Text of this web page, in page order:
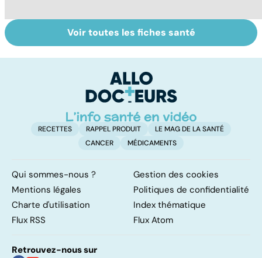
Tout savoir sur
les infections
Virus du Nil
occidental : ce
sur cette
infection
Voir toutes les fiches santé
RECETTES RAPPEL PRODUIT
LE MAG DE LA SANTÉ
CANCER
MÉDICAMENTS
Qui sommes-nous ?
Gestion des cookies
Mentions légales
Politiques de confidentialité
Charte d'utilisation
Index thématique
Flux RSS
Flux Atom
Retrouvez-nous sur